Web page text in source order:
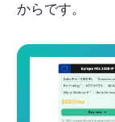
からです。